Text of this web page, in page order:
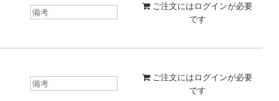
ご注文には ログインが必要
です
ご注文には ログインが必要
です